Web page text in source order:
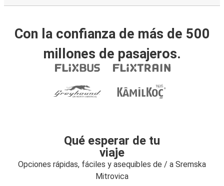
Con la confianza de más de 500
millones de pasajeros.
Qué esperar de tu
viaje
Opciones rápidas, fáciles y asequibles de / a Sremska
Mitrovica